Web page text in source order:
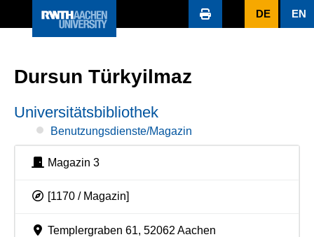
DE EN
Dursun Türkyilmaz
Universitätsbibliothek
Benutzungsdienste/Magazin
Magazin 3
[1170 / Magazin]
Templergraben 61, 52062 Aachen